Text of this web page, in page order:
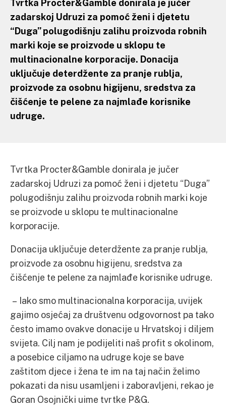
Tvrtka Procter&Gamble donirala je jučer
zadarskoj Udruzi za pomoć ženi i djetetu
“Duga” polugodišnju zalihu proizvoda robnih
marki koje se proizvode u sklopu te
multinacionalne korporacije. Donacija
uključuje deterdžente za pranje rublja,
proizvode za osobnu higijenu, sredstva za
čišćenje te pelene za najmlađe korisnike
udruge.
Tvrtka Procter&Gamble donirala je jučer
zadarskoj Udruzi za pomoć ženi i djetetu “Duga”
polugodišnju zalihu proizvoda robnih marki koje
se proizvode u sklopu te multinacionalne
korporacije.
Donacija uključuje deterdžente za pranje rublja,
proizvode za osobnu higijenu, sredstva za
čišćenje te pelene za najmlađe korisnike udruge.
– Iako smo multinacionalna korporacija, uvijek
gajimo osjećaj za društvenu odgovornost pa tako
često imamo ovakve donacije u Hrvatskoj i diljem
svijeta. Cilj nam je podijeliti naš profit s okolinom,
a posebice ciljamo na udruge koje se bave
zaštitom djece i žena te im na taj način želimo
pokazati da nisu usamljeni i zaboravljeni, rekao je
Goran Osojnički uime tvrtke P&G.